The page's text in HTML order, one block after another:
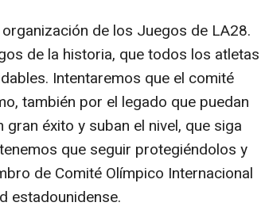
de los Juegos de LA28.
de la historia, que todos los atletas
Intentaremos que el comité
también por el legado que puedan
éxito y suban el nivel, que siga
que seguir protegiéndolos y
de Comité Olímpico Internacional
estadounidense.